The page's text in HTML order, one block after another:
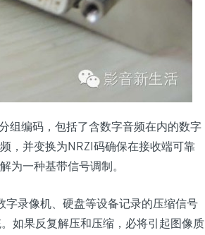
组编码，包括了含数字音频在内的数字
，并变换为NRZI码确保在接收端可靠
为一种基带信号调制。
字录像机、硬盘等设备记录的压缩信号
如果反复解压和压缩，必将引起图像质